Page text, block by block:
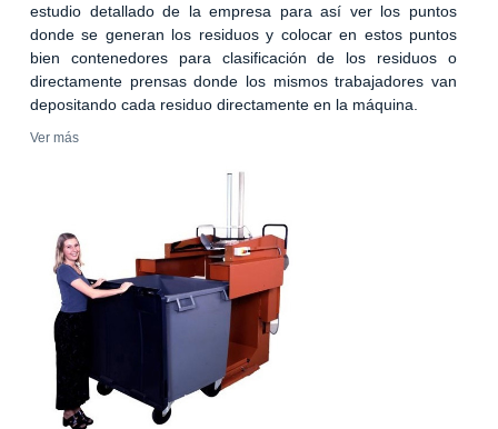
estudio detallado de la empresa para así ver los puntos
donde se generan los residuos y colocar en estos puntos
bien contenedores para clasificación de los residuos o
directamente prensas donde los mismos trabajadores van
depositando cada residuo directamente en la máquina.
Ver más